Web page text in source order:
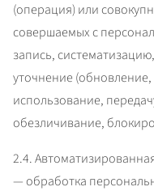
(операция) или
совершаемых с
запись,
уточнение
использование,
обезличивание,
2.4.
— обработка